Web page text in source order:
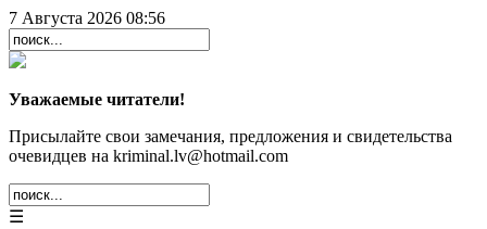
7 Августа 2026 08:56
Уважаемые читатели!
Присылайте свои замечания, предложения и свидетельства
очевидцев на kriminal.lv@hotmail.com
☰